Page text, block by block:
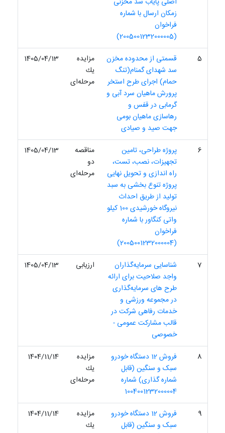
زمکان ارسال با شماره
فراخوان
(2005001232000005)
5
قسمتی از محدوده مخزن
سد شهدای گمنام(تنگ
حمام) اجرای طرح استخر
پرورش ماهیان سرد آبی و
گرمابی در قفس و
رهاسازی ماهیان بومی
جهت صید و صیادی
مزایده
یك
مرحله‌ای
1405/04/13
6
پروژه طراحی، تامین
تجهیزات، نصب، تست،
راه اندازی و تحویل نهایی
پروژه تنوع بخشی به سبد
تولید از طریق احداث
نیروگاه خورشیدی 100 کیلو
واتی کنگاور با شماره
فراخوان
(2005001232000004)
مناقصه
دو
مرحله‌ای
1405/04/13
7
شناسایی سرمایه‌گذاران
واجد صلاحیت برای ارائه
طرح های سرمایه‌گذاری
در مجموعه ورزشی و
خدمات رفاهی شرکت در
قالب مشارکت عمومی -
خصوصی
ارزیابی 1405/04/13
8
فروش 12 دستگاه خودرو
سبک و سنگین (قابل
شماره گذاری) شماره
1004001232000004
مزایده
یك
مرحله‌ای
1404/11/14
9
فروش 12 دستگاه خودرو
سبک و سنگین (قابل
مزایده
یك
1404/11/14